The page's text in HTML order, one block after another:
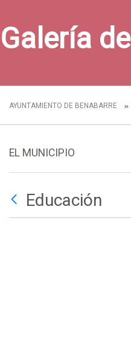
Galería
AYUNTAMIENTO DE BENABARRE
EL MUNICIPIO
Educación